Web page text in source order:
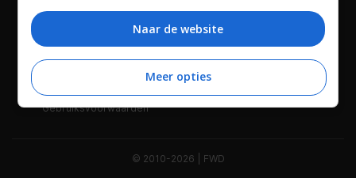
Wie is FWD Privacybeleid
Adverteren Contact
Gebruiksvoorwaarden
© 2010-2026 | FWD
Bepaalde leveranciers kunnen uw persoonsgegevens
beheren. Zoek onderaan deze pagina of in het sitemenu naar
een link om uw toestemming te beheren of in te trekken via de
privacy- en cookie-instellingen.
Naar de website
Meer opties